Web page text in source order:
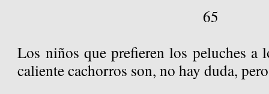
65
Los niños que prefieren los peluches a
caliente cachorros son, no hay duda,